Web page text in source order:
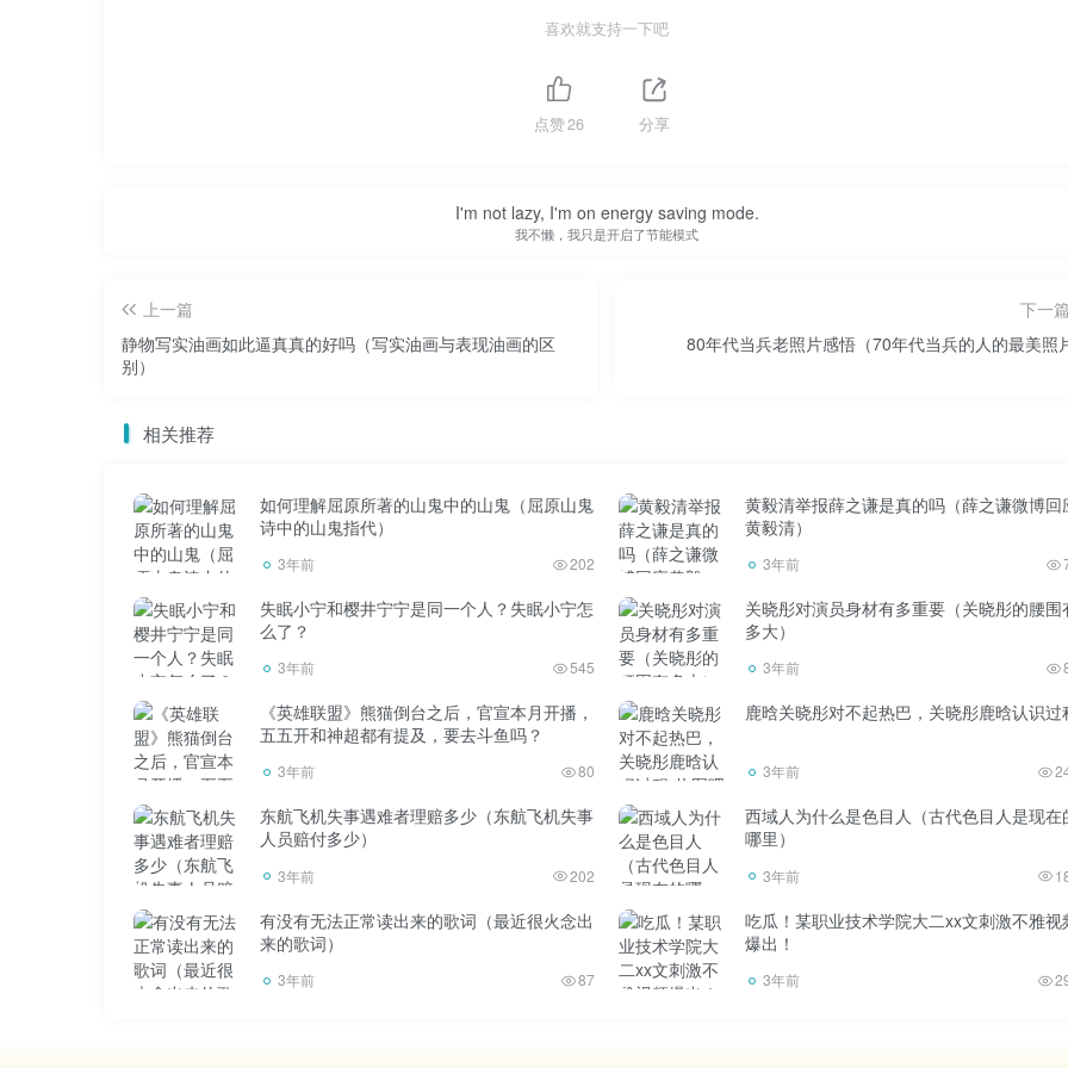
我会很无奈，所以不喜欢拍照。一般脸大的人拍不出好照片，自拍少了就可惜了。
有一些好看的和不好看的照片，甚至还有美女，因为这种打扮的发型和表情是有关联的，真人比照片更吸
人，也有人这样评价过我。当时因为我给他看的照片不是特别好看，所以看到真人也不奇怪。化了淡妆，穿着
体，那天精神好点了，然后感觉比照片还好看。可能有一天你拍了一张你拍的最美的照片，结果你们见面时穿的
衣服不够好看，也没化什么妆，他会觉得你没有照片好看。不奇怪，很正常！
大部分照片都是P级的。。经不起真正的推敲
喜欢就支持一下吧
点赞26 分享
I'm not lazy, I'm on energy saving mode.
我不懒，我只是开启了节能模式
上一篇
静物写实油画如此逼真真的好吗（写实油画与表现油画的区
别）
下一篇
80年代当兵老照片感悟（70年代当兵的人的最美照
相关推荐
如何理解屈原所著的山鬼中的山鬼（屈原山鬼
诗中的山鬼指代）
3年前 202
黄毅清举报薛之谦是真的吗（薛之谦微博回
黄毅清）
3年前
失眠小宁和樱井宁宁是同一个人？失眠小宁怎
么了？
3年前 545
关晓彤对演员身材有多重要（关晓彤的腰围
多大）
3年前
《英雄联盟》熊猫倒台之后，官宣本月开播，
五五开和神超都有提及，要去斗鱼吗？
3年前 80
鹿晗关晓彤对不起热巴，关晓彤鹿晗认识过
3年前
东航飞机失事遇难者理赔多少（东航飞机失事
人员赔付多少）
3年前 202
西域人为什么是色目人（古代色目人是现在
哪里）
3年前
有没有无法正常读出来的歌词（最近很火念出
来的歌词）
3年前 87
吃瓜！某职业技术学院大二xx文刺激不雅视
爆出！
3年前